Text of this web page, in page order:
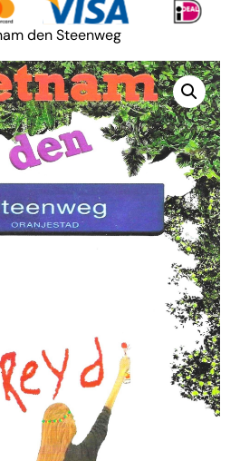
den Steenweg